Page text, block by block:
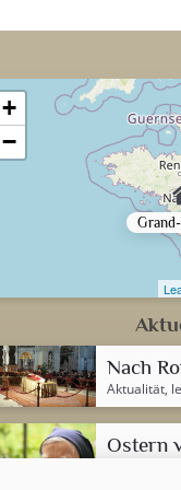
+
−
Nach
Aktualität,
Ostern